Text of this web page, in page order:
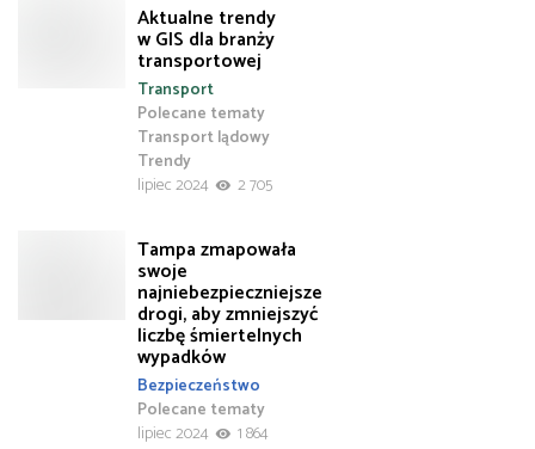
Aktualne trendy
w GIS dla branży
transportowej
Polecane tematy
Transport
Transport lądowy
Trendy
lipiec 2024
2 705
Tampa zmapowała
swoje
najniebezpieczniejsze
drogi, aby zmniejszyć
liczbę śmiertelnych
wypadków
Bezpieczeństwo
Polecane tematy
lipiec 2024
1 864